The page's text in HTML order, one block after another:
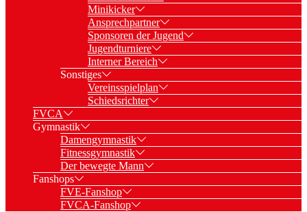
Minikicker
Ansprechpartner
Sponsoren der Jugend
Jugendturniere
Interner Bereich
Sonstiges
Vereinsspielplan
Schiedsrichter
FVCA
Gymnastik
Damengymnastik
Fitnessgymnastik
Der bewegte Mann
Fanshops
FVE-Fanshop
FVCA-Fanshop